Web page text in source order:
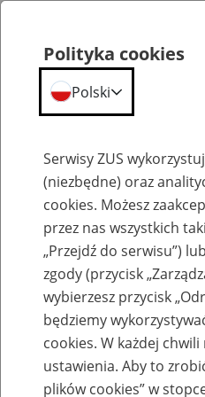
Komunikaty
Komunikaty
Polityka cookies
Polski
Serwisy ZUS
(niezbędne) oraz
cookies. Możesz
przez nas wszystkich
„Przejdź do serwisu”)
zgody (przycisk
wybierzesz przycisk
będziemy
cookies. W każdej
ustawienia. Aby to
plików cookies” w